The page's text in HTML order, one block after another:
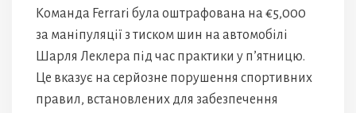
Команда Ferrari була оштрафована на €5,000
за маніпуляції з тиском шин на автомобілі
Шарля Леклера під час практики у п’ятницю.
Це вказує на серйозне порушення спортивних
правил, встановлених для забезпечення